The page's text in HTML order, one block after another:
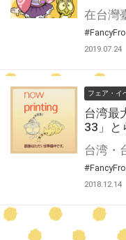
2019.07.24
フェア・イ
台湾最
33」と
2018.12.14